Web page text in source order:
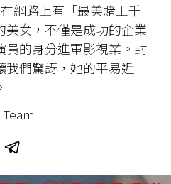
網路上有「最美賭王千
女，不僅是成功的企業
員的身分進軍影視業。封
我們驚訝，她的平易近
Team